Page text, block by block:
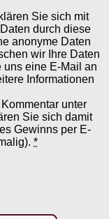
Sie sich mit
durch diese
anonyme Daten
wir Ihre Daten
uns eine E-Mail an
Informationen
unter
Sie sich damit
Gewinns per E-
*